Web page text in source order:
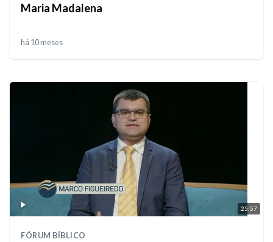
Maria Madalena
há 10 meses
25:57
FÓRUM BÍBLICO